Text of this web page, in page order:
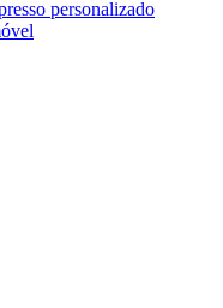
personalizado